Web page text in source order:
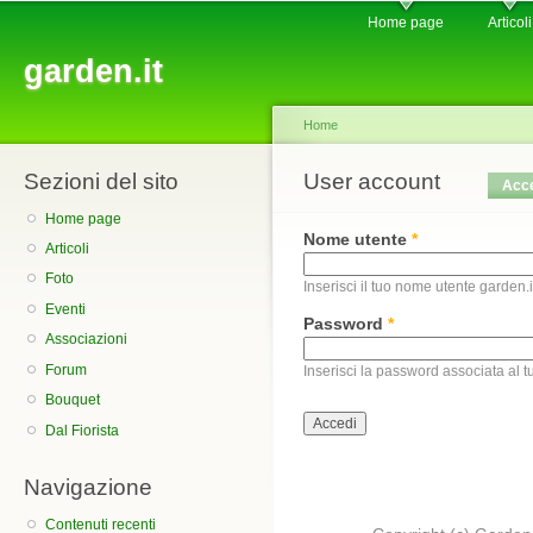
garden.it
Home page Articoli
Sezioni del sito
Home page
Articoli
Foto
Eventi
Associazioni
Forum
Bouquet
Dal Fiorista
Navigazione
Contenuti recenti
You are here
Home
User account
Primary tabs
Nome utente *
Inserisci il tuo nome utente
Password *
Inserisci la password associata al